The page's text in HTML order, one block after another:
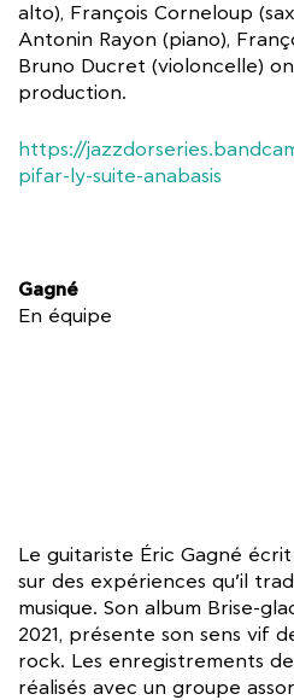
alto), François Corneloup
Antonin Rayon (piano),
Bruno Ducret (violoncelle)
production.
https://
pifar-ly-suite-anabasis
Gagné
En équipe
Le guitariste Éric Gagné
sur des expériences qu’il
musique. Son album Brise-
2021, présente son sens vif
rock. Les enregistrements
réalisés avec un groupe